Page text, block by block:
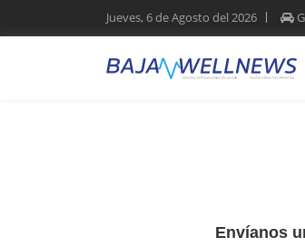
Jueves, 6 de Agosto del 2026
Envíanos